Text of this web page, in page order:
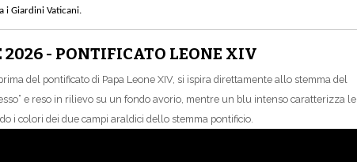
i Giardini Vaticani.
- PONTIFICATO LEONE XIV
del pontificato di Papa Leone XIV, si ispira direttamente allo stemma del
e reso in rilievo su un fondo avorio, mentre un blu intenso caratterizza le
i colori dei due campi araldici dello stemma pontificio.